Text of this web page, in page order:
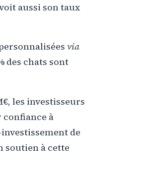
aussi son taux
via
des chats sont
les investisseurs
à
de
soutien à cette